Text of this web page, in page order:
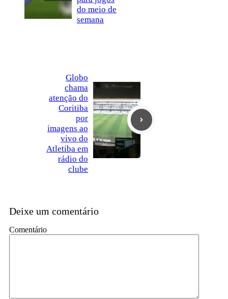
do meio de
semana
Globo
chama
atenção do
Coritiba
por
imagens ao
vivo do
Atletiba em
rádio do
clube
Deixe um comentário
Comentário